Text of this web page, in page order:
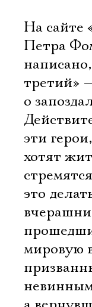
На сайте
Петра
третий»
о
эти
хотят
это
мировую